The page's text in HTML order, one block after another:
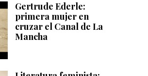
Gertrude Ederle:
primera mujer en
cruzar el Canal de La
Mancha